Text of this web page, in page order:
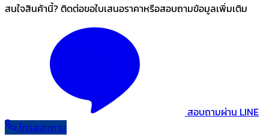
สนใจสินค้านี้? ติดต่อขอใบเสนอราคาหรือสอบถามข้อมูลเพิ่มเติม
สอบถามผ่าน LINE
โทรสอบถาม